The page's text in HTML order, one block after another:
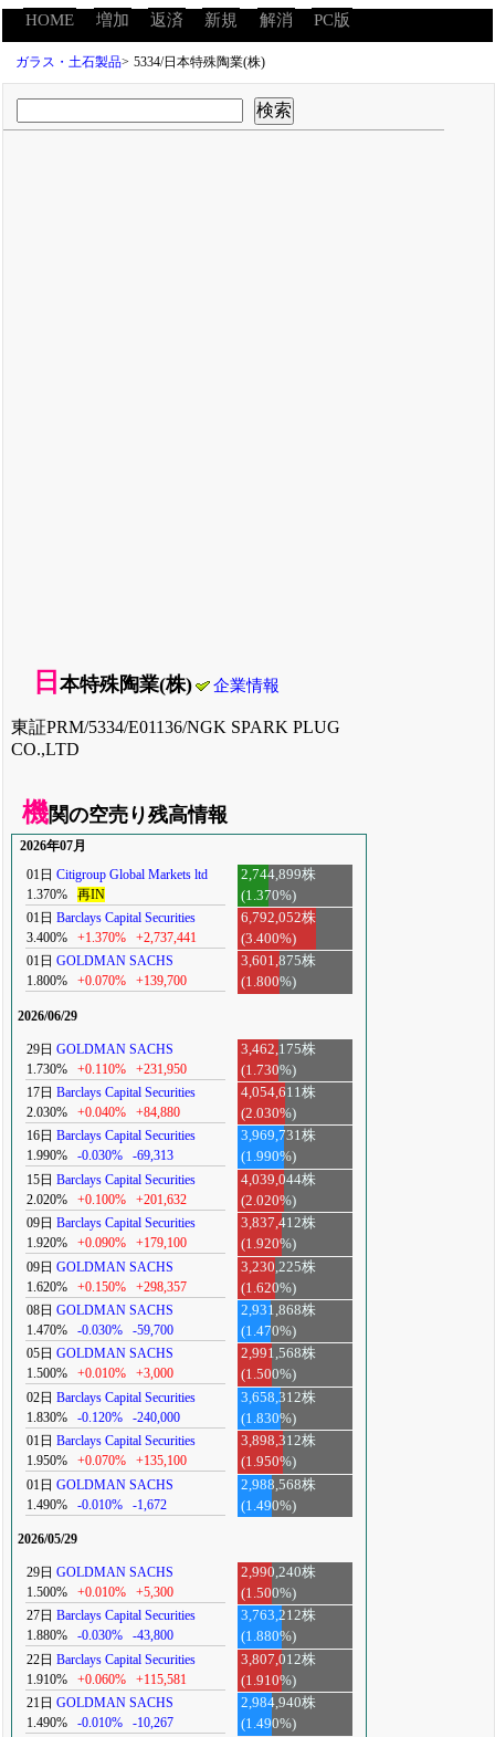
HOME 増加 返済 新規 解消 PC版
ガラス・土石製品> 5334/日本特殊陶業(株)
日本特殊陶業(株) 企業情報
東証PRM/5334/E01136/NGK SPARK PLUG
CO.,LTD
機関の空売り残高情報
2026年07月
01日 Citigroup Global Markets ltd
1.370%
再IN
2,744,899株
(1.370%)
01日 Barclays Capital Securities
3.400%
+1.370% +2,737,441
6,792,052株
(3.400%)
01日 GOLDMAN SACHS
1.800%
+0.070% +139,700
3,601,875株
(1.800%)
2026/06/29
29日 GOLDMAN SACHS
1.730%
+0.110% +231,950
3,462,175株
(1.730%)
17日 Barclays Capital Securities
2.030%
+0.040% +84,880
4,054,611株
(2.030%)
16日 Barclays Capital Securities
1.990%
-0.030% -69,313
3,969,731株
(1.990%)
15日 Barclays Capital Securities
2.020%
+0.100% +201,632
4,039,044株
(2.020%)
09日 Barclays Capital Securities
1.920%
+0.090% +179,100
3,837,412株
(1.920%)
09日 GOLDMAN SACHS
1.620%
+0.150% +298,357
3,230,225株
(1.620%)
08日 GOLDMAN SACHS
1.470%
-0.030% -59,700
2,931,868株
(1.470%)
05日 GOLDMAN SACHS
1.500%
+0.010% +3,000
2,991,568株
(1.500%)
02日 Barclays Capital Securities
1.830%
-0.120% -240,000
3,658,312株
(1.830%)
01日 Barclays Capital Securities
1.950%
+0.070% +135,100
3,898,312株
(1.950%)
01日 GOLDMAN SACHS
1.490%
-0.010% -1,672
2,988,568株
(1.490%)
2026/05/29
29日 GOLDMAN SACHS
1.500%
+0.010% +5,300
2,990,240株
(1.500%)
27日 Barclays Capital Securities
1.880%
-0.030% -43,800
3,763,212株
(1.880%)
22日 Barclays Capital Securities
1.910%
+0.060% +115,581
3,807,012株
(1.910%)
21日 GOLDMAN SACHS
1.490%
-0.010% -10,267
2,984,940株
(1.490%)